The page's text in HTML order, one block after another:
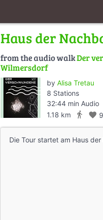
Haus der
from the audio walkDer
Wilmersdorf
by Alisa Tretau
8 Stations
32:44 min Audio
1.18 km
directions_walk favorite 9
Die Tour startet am Haus